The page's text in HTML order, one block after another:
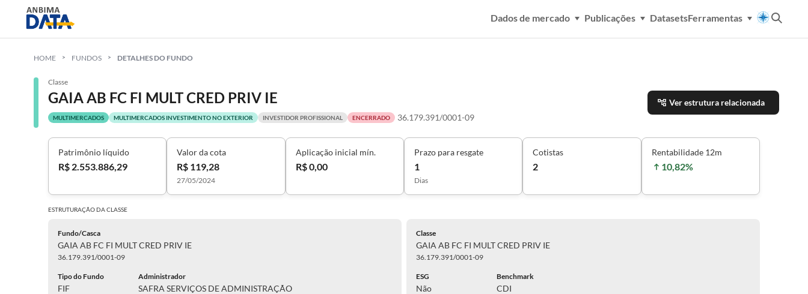
Dados de mercado Publicações DatasetsFerramentas
HOME FUNDOS DETALHES DO FUNDO
Classe
GAIA AB FC FI MULT CRED PRIV IE
MULTIMERCADOS MULTIMERCADOS INVESTIMENTO NO EXTERIOR INVESTIDOR PROFISSIONAL ENCERRADO 36.179.391/0001-09
Ver estrutura relacionada
Patrimônio líquido
R$ 2.553.886,29
Valor da cota
R$ 119,28
27/05/2024
Aplicação inicial mín.
R$ 0,00
Prazo para resgate
1
Dias
Cotistas
2
Rentabilidade 12m
10,82%
ESTRUTURAÇÃO DACLASSE
Fundo/Casca
GAIA AB FC FI MULT CRED PRIV IE
36.179.391/0001-09
Tipo do Fundo
FIF
Administrador
SAFRA SERVIÇOS DE ADMINISTRAÇÃO
Classe
GAIA AB FC FI MULT CRED PRIV IE
36.179.391/0001-09
ESG
Não
Benchmark
CDI